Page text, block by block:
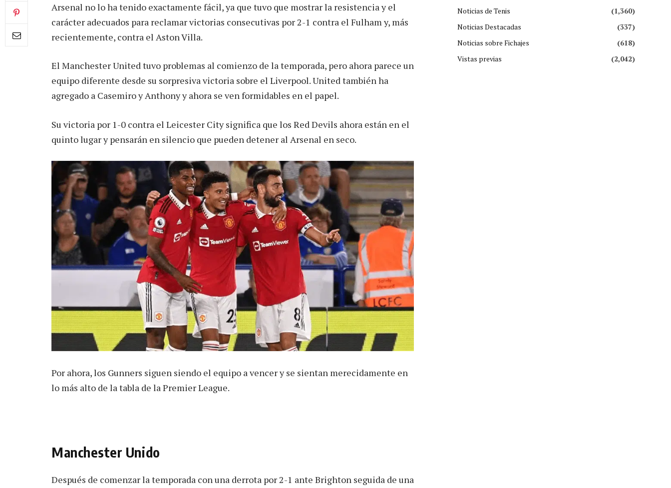
Arsenal no lo ha tenido exactamente fácil, ya que tuvo que mostrar la resistencia y el
carácter adecuados para reclamar victorias consecutivas por 2-1 contra el Fulham y, más
recientemente, contra el Aston Villa.
El Manchester United tuvo problemas al comienzo de la temporada, pero ahora parece un
equipo diferente desde su sorpresiva victoria sobre el Liverpool. United también ha
agregado a Casemiro y Anthony y ahora se ven formidables en el papel.
Su victoria por 1-0 contra el Leicester City significa que los Red Devils ahora están en el
quinto lugar y pensarán en silencio que pueden detener al Arsenal en seco.
Por ahora, los Gunners siguen siendo el equipo a vencer y se sientan merecidamente en
lo más alto de la tabla de la Premier League.
Manchester Unido
Después de comenzar la temporada con una derrota por 2-1 ante Brighton seguida de una
Noticias de Tenis
(1,360)
Noticias Destacadas
(337)
Noticias sobre Fichajes
(618)
Vistas previas
(2,042)